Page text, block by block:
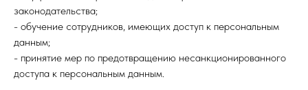
законодательства;
- обучение сотрудников, имеющих доступ к персональным
данным;
- принятие мер по предотвращению несанкционированного
доступа к персональным данным.